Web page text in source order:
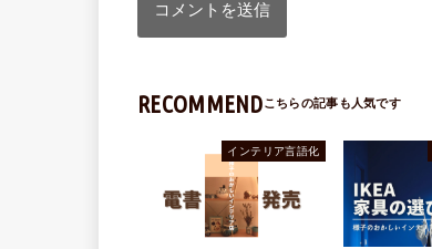
RECOMMEND
インテリア言語化